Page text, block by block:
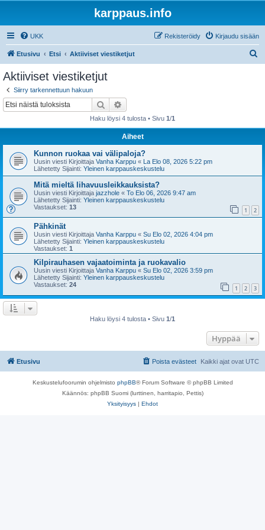
karppaus.info
UKK Kirjaudu sisään
Rekisteröidy
Etusivu Etsi Aktiiviset viestiketjut
Aktiiviset viestiketjut
Siirry tarkennettuun hakuun
Etsi
Haku löysi 4 tulosta • Sivu 1/1
Aiheet
Kunnon ruokaa vai välipaloja?
Uusin viesti Kirjoittaja Vanha Karppu « La Elo 08, 2026 5:22 pm
Lähetetty Sijainti: Yleinen karppauskeskustelu
Mitä mieltä lihavuusleikkauksista?
Uusin viesti Kirjoittaja jazzhole « To Elo 06, 2026 9:47 am
Lähetetty Sijainti: Yleinen karppauskeskustelu
Vastaukset: 13 1 2
Pähkinät
Uusin viesti Kirjoittaja Vanha Karppu « Su Elo 02, 2026 4:04 pm
Lähetetty Sijainti: Yleinen karppauskeskustelu
Vastaukset: 1
Kilpirauhasen vajaatoiminta ja ruokavalio
Uusin viesti Kirjoittaja Vanha Karppu « Su Elo 02, 2026 3:59 pm
Lähetetty Sijainti: Yleinen karppauskeskustelu
Vastaukset: 24 1 2 3
Haku löysi 4 tulosta • Sivu 1/1
Hyppää
Etusivu Kaikki ajat ovat UTC
Poista evästeet
Keskustelufoorumin ohjelmisto phpBB® Forum Software © phpBB Limited
Käännös: phpBB Suomi (lurttinen, harritapio, Pettis)
Yksityisyys | Ehdot